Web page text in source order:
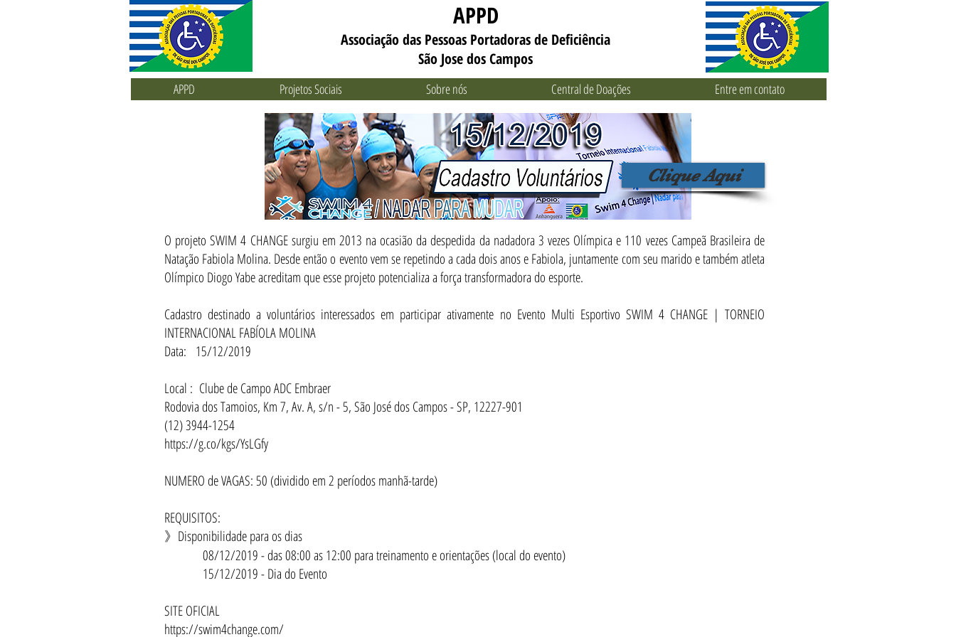
APPD
Associação das Pessoas Portadoras de Deficiência
São Jose dos Campos
APPD Projetos Sociais Sobre nós Central de Doações Entre em contato
Clique Aqui
O projeto SWIM 4 CHANGE surgiu em 2013 na ocasião da despedida da nadadora 3 vezes Olímpica e 110 vezes Campeã Brasileira de
Natação Fabiola Molina. Desde então o evento vem se repetindo a cada dois anos e Fabiola, juntamente com seu marido e também atleta
Olímpico Diogo Yabe acreditam que esse projeto potencializa a força transformadora do esporte.
Cadastro destinado a voluntários interessados em participar ativamente no Evento Multi Esportivo SWIM 4 CHANGE | TORNEIO
INTERNACIONAL FABÍOLA MOLINA
Data: 15/12/2019
Local : Clube de Campo ADC Embraer
Rodovia dos Tamoios, Km 7, Av. A, s/n - 5, São José dos Campos - SP, 12227-901
(12) 3944-1254
https://g.co/kgs/YsLGfy
NUMERO de VAGAS: 50 (dividido em 2 períodos manhã-tarde)
REQUISITOS:
》Disponibilidade para os dias
08/12/2019 - das 08:00 as 12:00 para treinamento e orientações (local do evento)
15/12/2019 - Dia do Evento
SITE OFICIAL
https://swim4change.com/